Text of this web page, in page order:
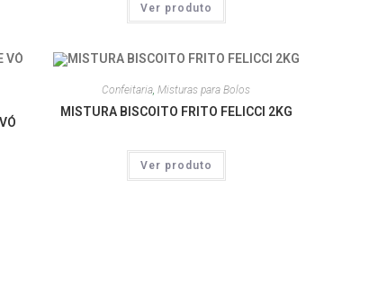
Ver produto
Confeitaria, Misturas para Bolos
MISTURA BISCOITO FRITO FELICCI 2KG
Ver produto